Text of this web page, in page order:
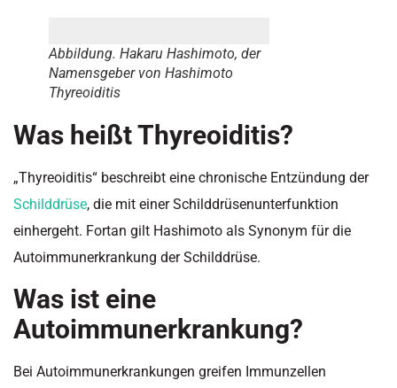
Abbildung. Hakaru Hashimoto, der
Namensgeber von Hashimoto
Thyreoiditis
Was heißt Thyreoiditis?
„Thyreoiditis“ beschreibt eine chronische Entzündung der
Schilddrüse, die mit einer Schilddrüsenunterfunktion
einhergeht. Fortan gilt Hashimoto als Synonym für die
Autoimmunerkrankung der Schilddrüse.
Was ist eine
Autoimmunerkrankung?
Bei Autoimmunerkrankungen greifen Immunzellen